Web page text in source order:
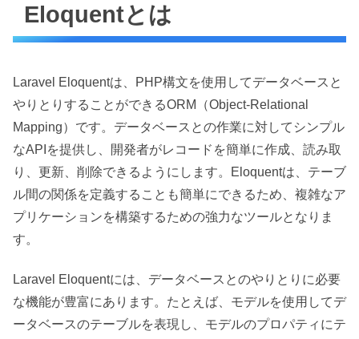
Eloquentとは
Laravel Eloquentは、PHP構文を使用してデータベースと
やりとりすることができるORM（Object-Relational
Mapping）です。データベースとの作業に対してシンプル
なAPIを提供し、開発者がレコードを簡単に作成、読み取
り、更新、削除できるようにします。Eloquentは、テーブ
ル間の関係を定義することも簡単にできるため、複雑なア
プリケーションを構築するための強力なツールとなりま
す。
Laravel Eloquentには、データベースとのやりとりに必要
な機能が豊富にあります。たとえば、モデルを使用してデ
ータベースのテーブルを表現し、モデルのプロパティにテ